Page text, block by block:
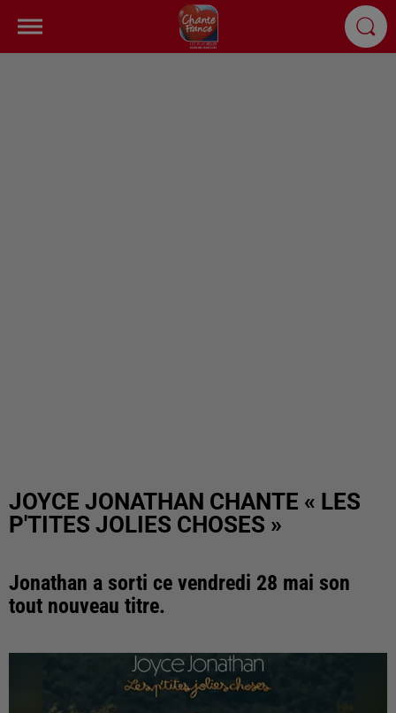
JOYCE JONATHAN CHANTE « LES
P'TITES JOLIES CHOSES »
Jonathan a sorti ce vendredi 28 mai son
tout nouveau titre.